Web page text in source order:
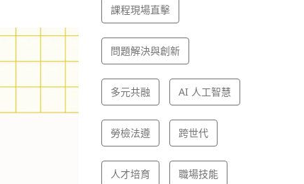
課程現場直擊
問題解決與創新
多元共融 AI 人工智慧
勞檢法遵 跨世代
人才培育 職場技能